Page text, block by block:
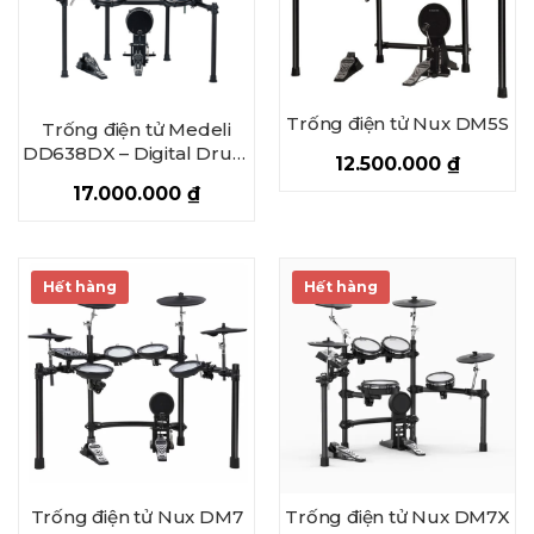
Trống điện tử Medeli
DD638DX – Digital Drum
17.000.000 ₫
Trống điện tử Nux DM5S
12.500.000 ₫
Hết hàng
Trống điện tử Nux DM7
Hết hàng
Trống điện tử Nux DM7X